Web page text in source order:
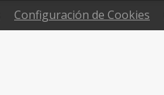
Configuración de Cookies